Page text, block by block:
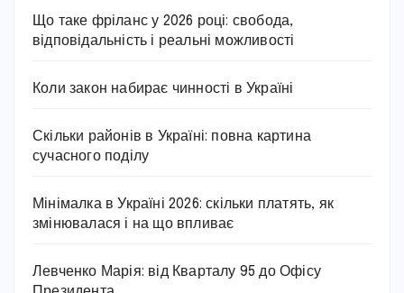
Що таке фріланс у 2026 році: свобода,
відповідальність і реальні можливості
Коли закон набирає чинності в Україні
Скільки районів в Україні: повна картина
сучасного поділу
Мінімалка в Україні 2026: скільки платять, як
змінювалася і на що впливає
Левченко Марія: від Кварталу 95 до Офісу